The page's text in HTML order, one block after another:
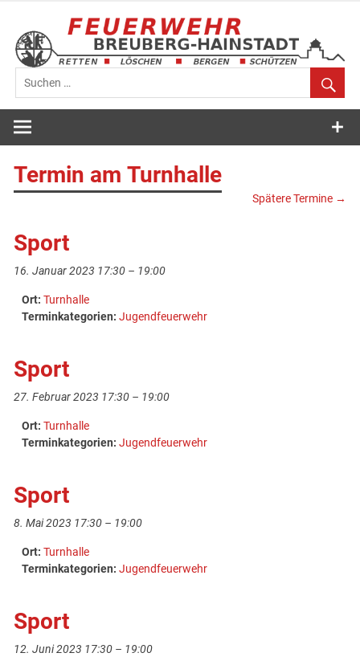
springen
Feuerwehr
Breuberg-
Hainstadt
Termin amTurnhalle
Spätere Termine →
Sport
16. Januar 2023 17:30 – 19:00
Ort: Turnhalle
Terminkategorien: Jugendfeuerwehr
Sport
27. Februar 2023 17:30 – 19:00
Ort: Turnhalle
Terminkategorien: Jugendfeuerwehr
Sport
8. Mai 2023 17:30 – 19:00
Ort: Turnhalle
Terminkategorien: Jugendfeuerwehr
Sport
12. Juni 2023 17:30 – 19:00